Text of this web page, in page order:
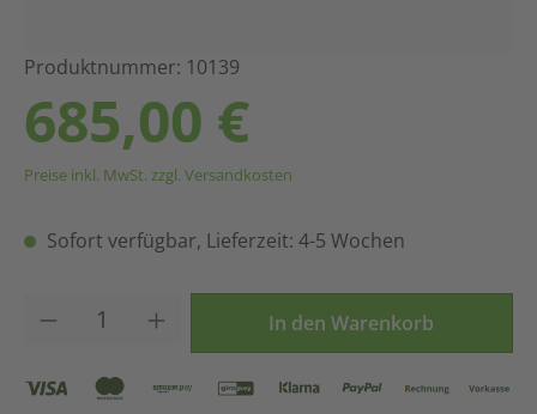
Produktnummer: 10139
685,00 €
Preise inkl. MwSt. zzgl. Versandkosten
Sofort verfügbar, Lieferzeit: 4-5 Wochen
Produkt Anzahl: Gib den gewünschten
In den Warenkorb